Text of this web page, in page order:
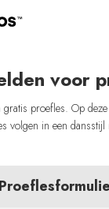
voor
proefles. Op
volgen in een dansstijl